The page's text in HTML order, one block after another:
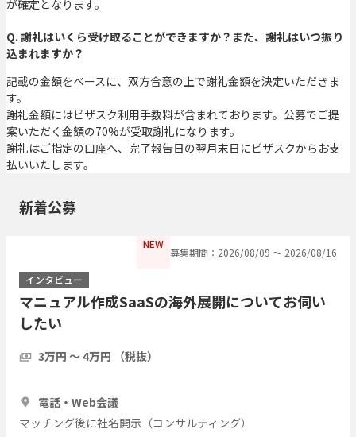
が確定となります。
Q. 謝礼はいくら受け取ることができますか？また、謝礼はいつ振り
込まれますか？
記載の金額をベースに、双方合意の上で謝礼金額を決定いただきま
す。
謝礼金額にはビザスク利用手数料が含まれております。公募でご提
案いただく金額の70%が受取謝礼になります。
謝礼はご指定の口座へ、完了報告日の翌月末日にビザスクからお支
払いいたします。
新着公募
NEW
募集期間：2026/08/09 〜 2026/08/16
インタビュー
マニュアル作成SaaSの海外展開についてお伺い
したい
3万円 〜 4万円 （税抜）
電話・Web会議
マッチング後に社名開示（コンサルティング）